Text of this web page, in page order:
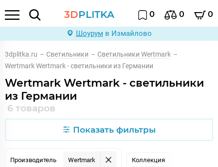
3DPLITKA 0 0 0
Шоурум в Измайлово
3dplitka.ru – Светильники – Светильники Wertmark –
Wertmark Wertmark - светильники из Германии
Wertmark Wertmark - светильники
из Германии
6 товаров
Показать фильтры
Производитель Wertmark Коллекция